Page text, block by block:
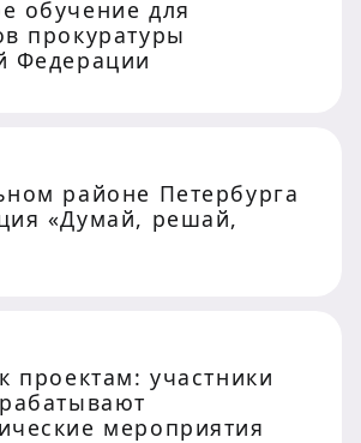
обучение для
прокуратуры
Федерации
районе Петербурга
«Думай, решай,
проектам: участники
мероприятия